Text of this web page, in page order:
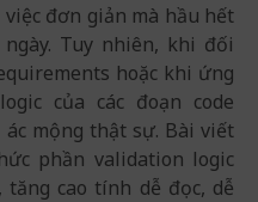
đơn giản mà hầu hết
Tuy nhiên, khi đối
hoặc khi ứng
của các đoạn code
mộng thật sự. Bài viết
phần validation logic
tăng cao tính dễ đọc, dễ